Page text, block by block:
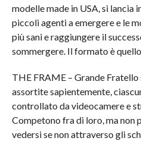
modelle made in USA, si lancia
piccoli agenti a emergere e le
più sani e raggiungere il
sommergere. Il formato è
THE FRAME – Grande
assortite sapientemente,
controllato da videocamere e
Competono fra di loro, ma non
vedersi se non attraverso gli